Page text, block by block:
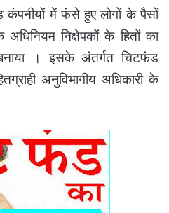
में फंसे हुए लोगों के पैसों
निक्षेपकों के हितों का
। इसके अंतर्गत चिटफंड
अनुविभागीय अधिकारी के